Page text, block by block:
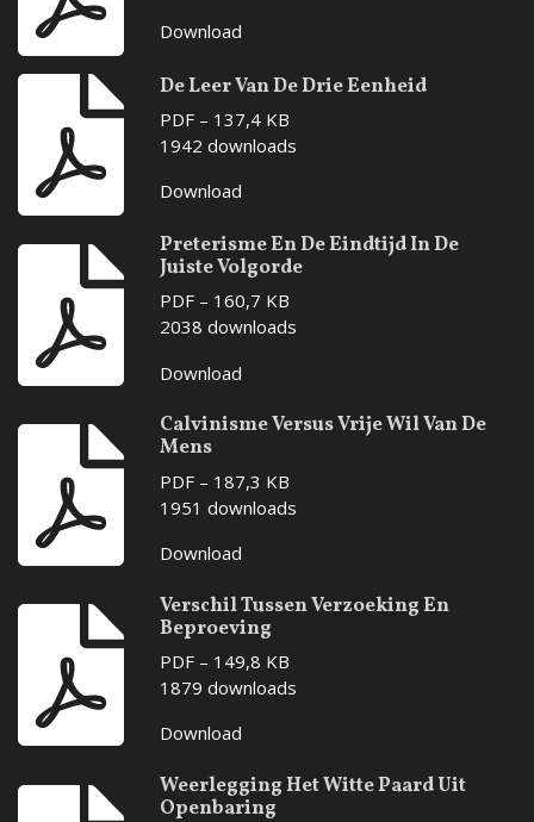
Download
De Leer Van De Drie Eenheid
PDF – 137,4 KB
1942 downloads
Download
Preterisme En De Eindtijd In De
Juiste Volgorde
PDF – 160,7 KB
2038 downloads
Download
Calvinisme Versus Vrije Wil Van De
Mens
PDF – 187,3 KB
1951 downloads
Download
Verschil Tussen Verzoeking En
Beproeving
PDF – 149,8 KB
1879 downloads
Download
Weerlegging Het Witte Paard Uit
Openbaring